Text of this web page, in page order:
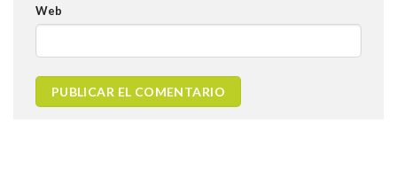
Web